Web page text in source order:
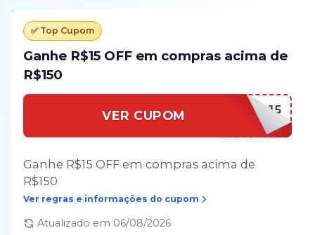
✅ Top Cupom
Ganhe R$15 OFF em compras acima de
R$150
VER CUPOM SAUDAVEL15
Ganhe R$15 OFF em compras acima de
R$150
Ver regras e informações do cupom
Atualizado em 06/08/2026